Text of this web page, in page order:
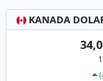
KANADA